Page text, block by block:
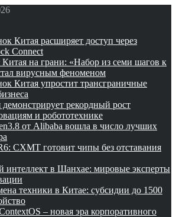
Китая расширяет доступ через
Connect
на грани: «Набор из семи шагов к
вирусным феноменом
Китая упростит трансграничные
рекордный рост
и робототехнике
от Alibaba вошла в число лучших
CXMT готовит чипы без отставания
интеллект в Шанхае: мировые эксперты
техники в Китае: субсидии до 1500
– новая эра корпоративного